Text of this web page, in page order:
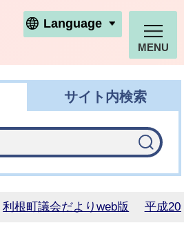
利根町ホームページ
Language
MENU
サイト内検索
利根町議会だよりweb版 平成20